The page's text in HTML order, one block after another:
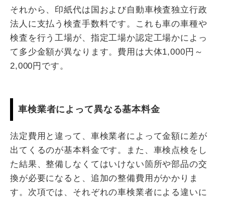
それから、印紙代は国および自動車検査独立行政
法人に支払う検査手数料です。これも車の車種や
検査を行う工場が、指定工場か認定工場かによっ
て多少金額が異なります。費用は大体1,000円～
2,000円です。
車検業者によって異なる基本料金
法定費用と違って、車検業者によって金額に差が
出てくるのが基本料金です。また、車検点検をし
た結果、整備しなくてはいけない箇所や部品の交
換が必要になると、追加の整備費用がかかりま
す。次項では、それぞれの車検業者による違いに